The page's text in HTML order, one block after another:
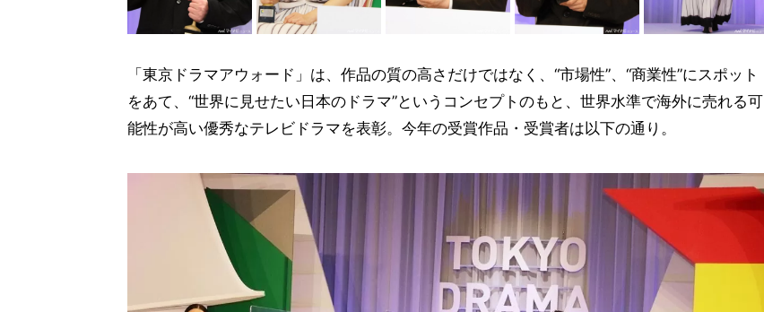
「東京ドラマアウォード」は、作品の質の高さだけではなく、“市場性”、“商業性”にスポット
をあて、“世界に見せたい日本のドラマ”というコンセプトのもと、世界水準で海外に売れる可
能性が高い優秀なテレビドラマを表彰。今年の受賞作品・受賞者は以下の通り。